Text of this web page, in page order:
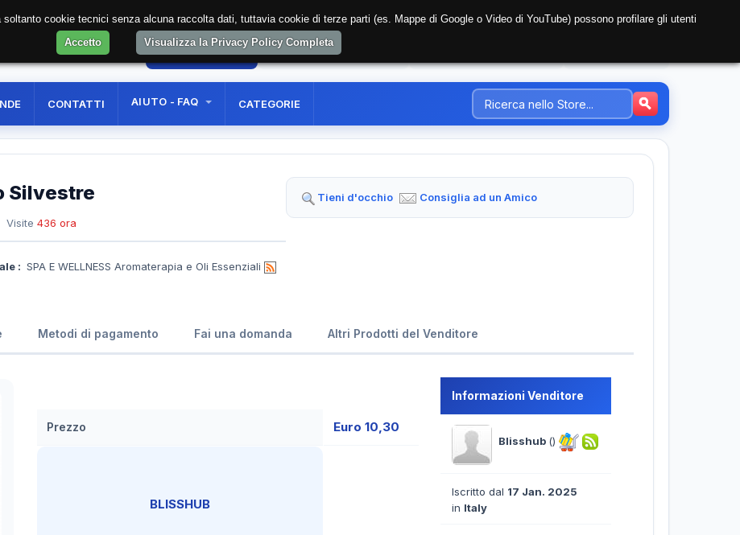
AREA RISERVATA REGISTRAZIONE UTENTE
CONTATTI AIUTO - FAQ CATEGORIE
Silvestre
436 ora
: SPA E WELLNESS Aromaterapia e Oli Essenziali
Tieni d'occhio Consiglia ad un Amico
Metodi di pagamento Fai una domanda Altri Prodotti del Venditore
Prezzo Euro 10,30
BLISSHUB
Informazioni Venditore
Blisshub ()
Iscritto dal 17 Jan. 2025
in Italy
cookie tecnici senza alcuna raccolta dati, tuttavia cookie di terze parti (es. Mappe di Google o Video di YouTube) possono profilare gli utenti
Accetto
Visualizza la Privacy Policy Completa